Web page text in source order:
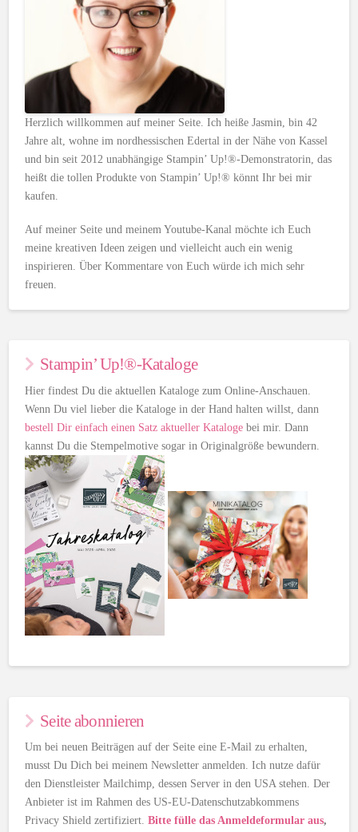
Herzlich willkommen auf meiner Seite. Ich heiße Jasmin, bin 42
Jahre alt, wohne im nordhessischen Edertal in der Nähe von Kassel
und bin seit 2012 unabhängige Stampin’ Up!®-Demonstratorin, das
heißt die tollen Produkte von Stampin’ Up!® könnt Ihr bei mir
kaufen.
Auf meiner Seite und meinem Youtube-Kanal möchte ich Euch
meine kreativen Ideen zeigen und vielleicht auch ein wenig
inspirieren. Über Kommentare von Euch würde ich mich sehr
freuen.
Stampin’ Up!®-Kataloge
Hier findest Du die aktuellen Kataloge zum Online-Anschauen.
Wenn Du viel lieber die Kataloge in der Hand halten willst, dann
bestell Dir einfach einen Satz aktueller Kataloge bei mir. Dann
kannst Du die Stempelmotive sogar in Originalgröße bewundern.
Seite abonnieren
Um bei neuen Beiträgen auf der Seite eine E-Mail zu erhalten,
musst Du Dich bei meinem Newsletter anmelden. Ich nutze dafür
den Dienstleister Mailchimp, dessen Server in den USA stehen. Der
Anbieter ist im Rahmen des US-EU-Datenschutzabkommens
Privacy Shield zertifiziert.Bitte fülle das Anmeldeformular aus,